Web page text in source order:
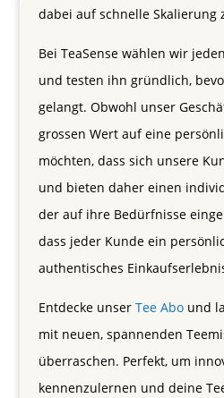
dabei auf schnelle Skalierung
Bei TeaSense wählen wir
und testen ihn gründlich,
gelangt. Obwohl unser
grossen Wert auf eine
möchten, dass sich unsere
und bieten daher einen
der auf ihre Bedürfnisse
dass jeder Kunde ein
authentisches
Entdecke unser Tee Abound
mit neuen, spannenden
überraschen. Perfekt, um
kennenzulernen und deine